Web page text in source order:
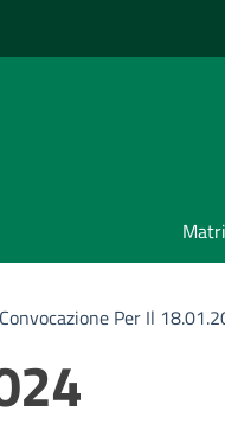
Convocazione Per Il